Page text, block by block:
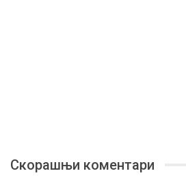
Скорашњи коментари